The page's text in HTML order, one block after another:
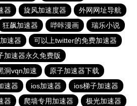
器 旋风加速度器
外网网址导航
狂飙加速器 哔咔漫画
瑞乐小说
速器
可以上twitter的免费加速器
加速器永久免费版
洞vqn加速
原子加速器下载
速器 ios加速器
ios梯子加速器
器 爬墙专用加速器 极光加速器